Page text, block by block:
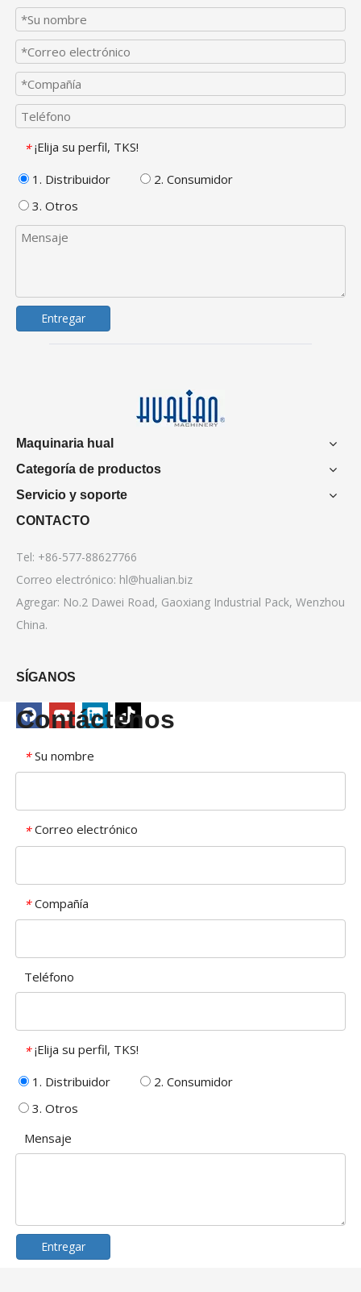
* ¡Elija su perfil, TKS!
1. Distribuidor
2. Consumidor
3. Otros
Entregar
Maquinaria hual
Categoría de productos
Servicio y soporte
CONTACTO
Tel: +86-577-88627766
Correo electrónico: hl@hualian.biz
Agregar: No.2 Dawei Road, Gaoxiang Industrial Pack, Wenzhou
China.
SÍGANOS
Contáctenos
* Su nombre
* Correo electrónico
* Compañía
Teléfono
* ¡Elija su perfil, TKS!
1. Distribuidor
2. Consumidor
3. Otros
Mensaje
Entregar